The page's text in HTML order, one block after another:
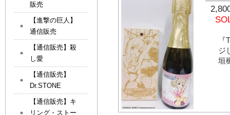
ジ
垣
販売
【進撃の巨人】
通信販売
【通信販売】殺
し愛
【通信販売】
Dr.STONE
【通信販売】キ
リング・ストー